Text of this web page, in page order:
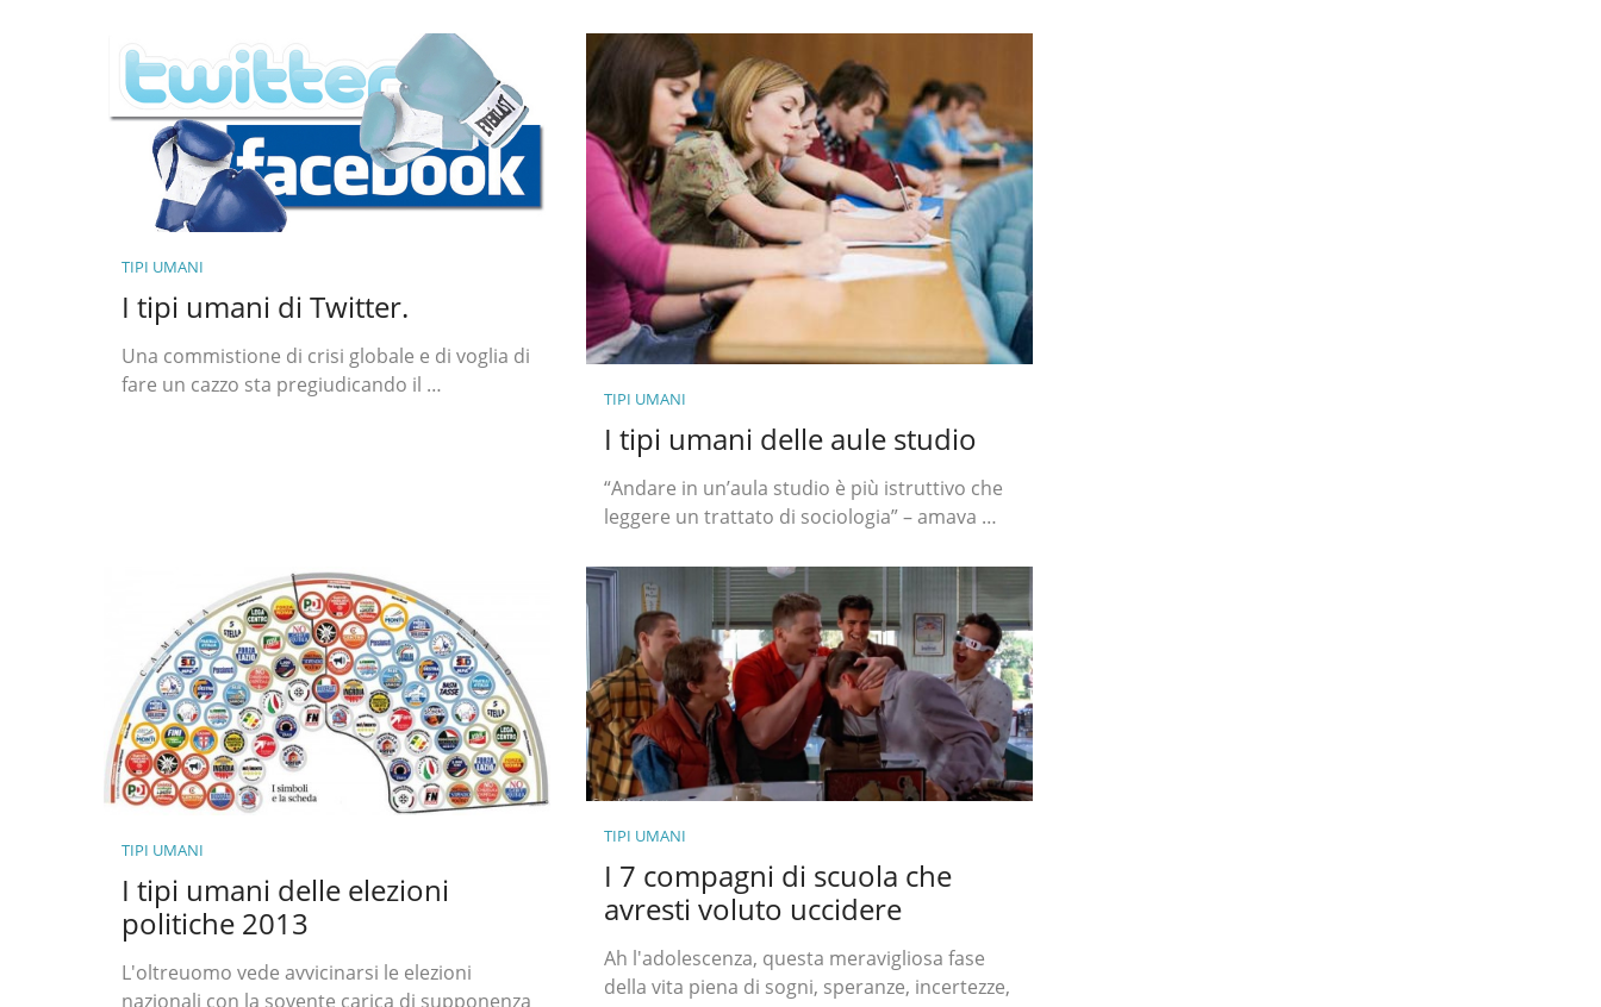
TIPI UMANI
I tipi umani di Twitter.
Una commistione di crisi globale e di voglia di
fare un cazzo sta pregiudicando il …
TIPI UMANI
I tipi umani delle aule studio
“Andare in un’aula studio è più istruttivo che
leggere un trattato di sociologia” – amava …
TIPI UMANI
I tipi umani delle elezioni
politiche 2013
L'oltreuomo vede avvicinarsi le elezioni
nazionali con la sovente carica di supponenza
TIPI UMANI
I 7 compagni di scuola che
avresti voluto uccidere
Ah l'adolescenza, questa meravigliosa fase
della vita piena di sogni, speranze, incertezze,